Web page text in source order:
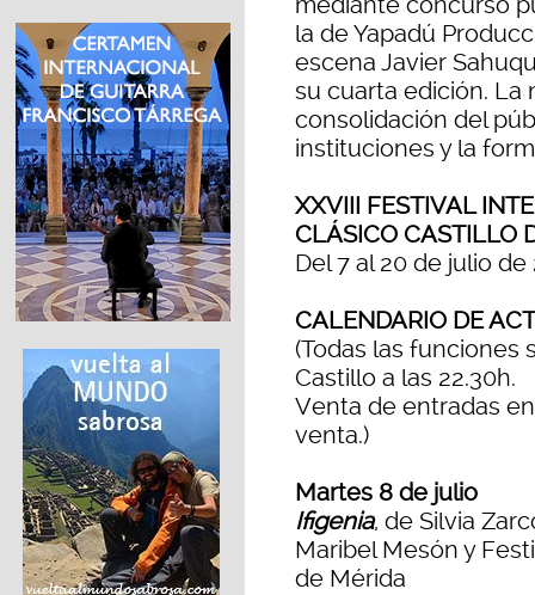
la de Yapadú
escena Javier
su cuarta edición. La
consolidación del
instituciones y la
XXVIII FESTIVAL
CLÁSICO CASTILLO
Del 7 al 20 de julio de
CALENDARIO DE
(Todas las funciones
Castillo a las 22.30h.
Venta de entradas
venta.)
Martes 8 de julio
Ifigenia, de Silvia
Maribel Mesón y
de Mérida